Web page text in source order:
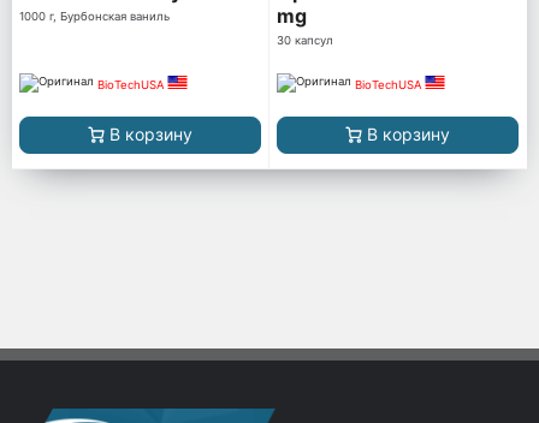
1000 г, Бурбонская ваниль
BioTechUSA
В корзину
mg
30 капсул
BioTechUSA
В корзину